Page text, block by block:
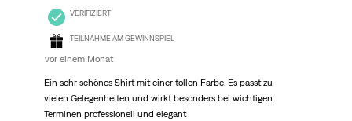
VERIFIZIERT
TEILNAHME AM GEWINNSPIEL
vor einem Monat
Ein sehr schönes Shirt mit einer tollen Farbe. Es passt zu
vielen Gelegenheiten und wirkt besonders bei wichtigen
Terminen professionell und elegant